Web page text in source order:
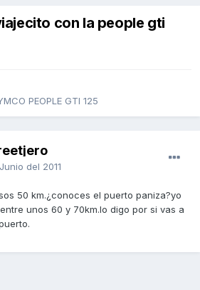
con la people gti
PEOPLE GTI 125
del 2011
50 km.¿conoces el puerto paniza?yo
unos 60 y 70km.lo digo por si vas a